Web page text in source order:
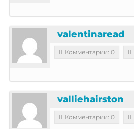
valentinaread
Комментарии: 0
valliehairston
Комментарии: 0